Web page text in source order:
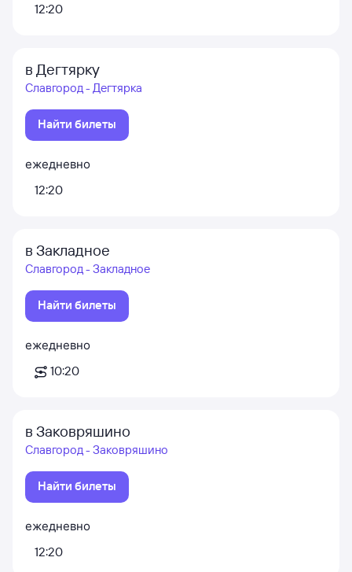
12:20
в Дегтярку
Славгород - Дегтярка
Найти билеты
ежедневно
12:20
в Закладное
Славгород - Закладное
Найти билеты
ежедневно
10:20
в Заковряшино
Славгород - Заковряшино
Найти билеты
ежедневно
12:20